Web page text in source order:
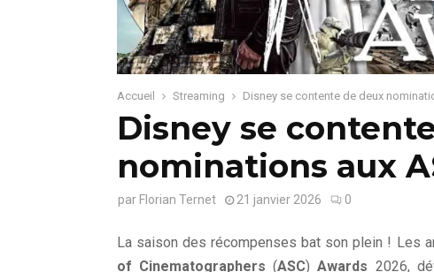
Accueil Streaming Disney se contente de deux
Disney se
nominations aux
par Florian Ternet 21 janvier 2026 0
La saison des récompenses bat son plein ! Les
of Cinematographers (ASC)Awards 2026,